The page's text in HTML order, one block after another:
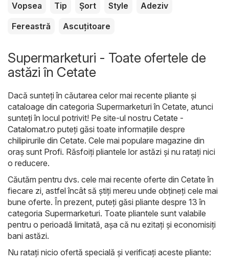
Vopsea
Tip Șort Style
Adeziv
Fereastră
Ascuțitoare
Supermarketuri - Toate ofertele de
astăzi în Cetate
Dacă sunteți în căutarea celor mai recente pliante și
cataloage din categoria Supermarketuri în Cetate, atunci
sunteți în locul potrivit! Pe site-ul nostru Cetate -
Catalomat.ro puteți găsi toate informațiile despre
chilipirurile din Cetate. Cele mai populare magazine din
oraș sunt Profi. Răsfoiți pliantele lor astăzi și nu ratați nici
o reducere.
Căutăm pentru dvs. cele mai recente oferte din Cetate în
fiecare zi, astfel încât să știți mereu unde obțineți cele mai
bune oferte. În prezent, puteți găsi pliante despre 13 în
categoria Supermarketuri. Toate pliantele sunt valabile
pentru o perioadă limitată, așa că nu ezitați și economisiți
bani astăzi.
Nu ratați nicio ofertă specială și verificați aceste pliante: